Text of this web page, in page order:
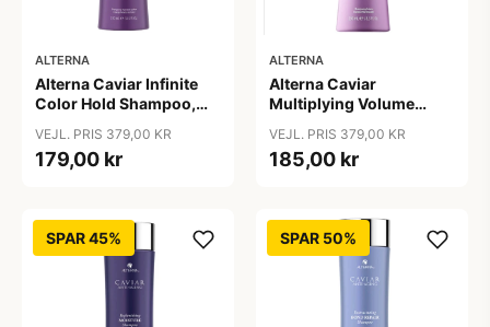
ALTERNA
Alterna Caviar Infinite
Color Hold Shampoo,
VEJL. PRIS 379,00 KR
179,00 kr
ALTERNA
Alterna Caviar
Multiplying Volume
VEJL. PRIS 379,00 KR
185,00 kr
SPAR 45% SPAR 50%